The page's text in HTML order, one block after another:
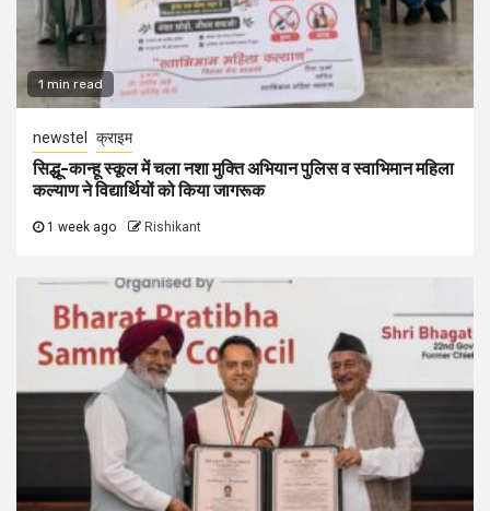
1 min read
newstel क्राइम
सिद्धू-कान्हू स्कूल में चला नशा मुक्ति अभियान पुलिस व स्वाभिमान महिला
कल्याण ने विद्यार्थियों को किया जागरूक
1 week ago Rishikant